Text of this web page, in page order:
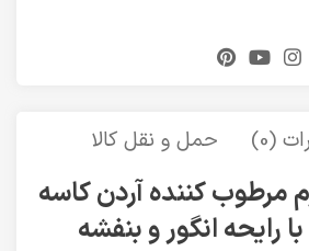
(0) حمل و نقل کالا
کننده آردن کاسه
رایحه انگور و بنفشه